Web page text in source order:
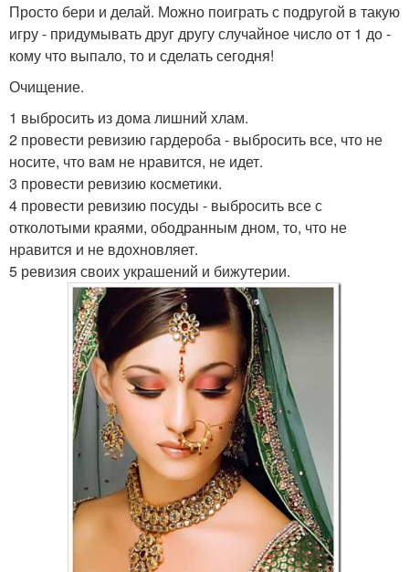
Просто бери и делай. Можно поиграть с подругой в такую
игру - придумывать друг другу случайное число от 1 до -
кому что выпало, то и сделать сегодня!
Очищение.
1 выбросить из дома лишний хлам.
2 провести ревизию гардероба - выбросить все, что не
носите, что вам не нравится, не идет.
3 провести ревизию косметики.
4 провести ревизию посуды - выбросить все с
отколотыми краями, ободранным дном, то, что не
нравится и не вдохновляет.
5 ревизия своих украшений и бижутерии.